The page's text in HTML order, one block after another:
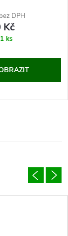
DPH
Kč
1 ks